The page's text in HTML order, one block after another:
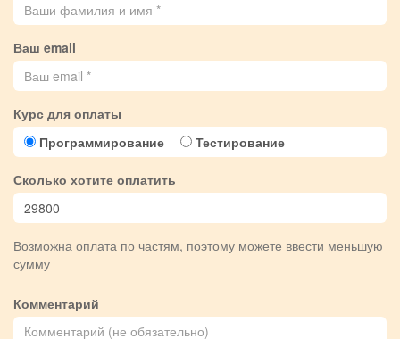
Ваш email
Курс для оплаты
Программирование
Тестирование
Сколько хотите оплатить
Возможна оплата по частям, поэтому можете ввести меньшую
сумму
Комментарий